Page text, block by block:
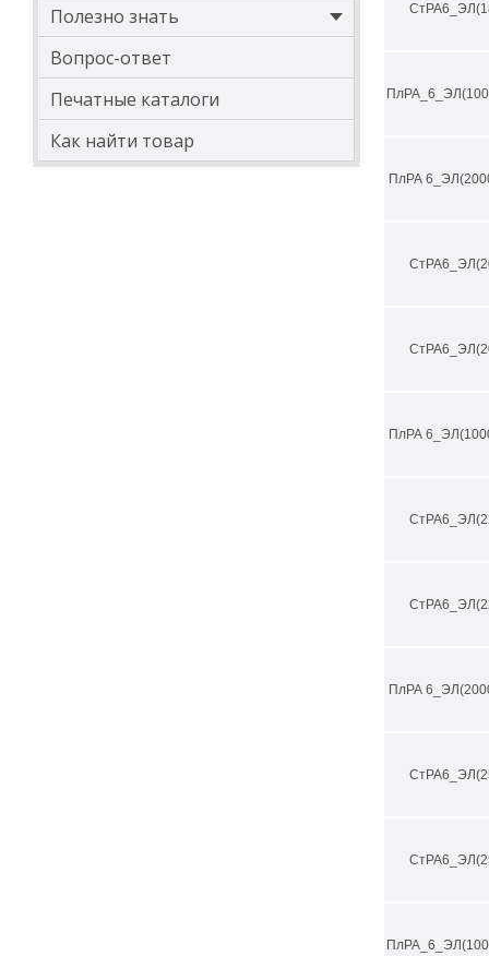
Полезно знать
Вопрос-ответ
Печатные каталоги
Как найти товар
ПлРА
ПлРА
ПлРА